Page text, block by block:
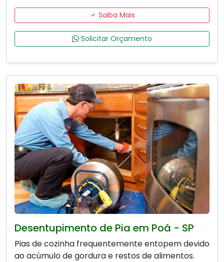
Saiba Mais
Solicitar Orçamento
Desentupimento de Pia em Poá - SP
Pias de cozinha frequentemente entopem devido
ao acúmulo de gordura e restos de alimentos.